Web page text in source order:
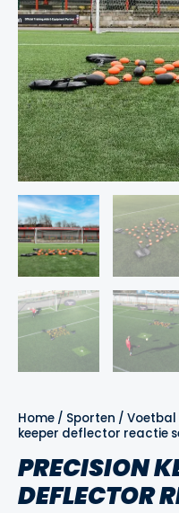
Home / Sporten / Voetbal
keeper deflector reactie
PRECISION
DEFLECTOR